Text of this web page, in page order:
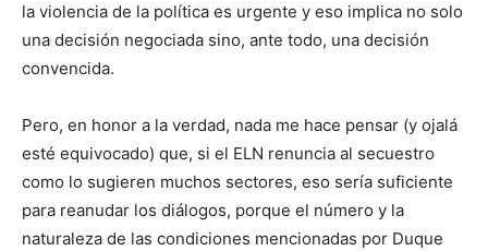
la violencia de la política es urgente y eso implica no solo
una decisión negociada sino, ante todo, una decisión
convencida.
Pero, en honor a la verdad, nada me hace pensar (y ojalá
esté equivocado) que, si el ELN renuncia al secuestro
como lo sugieren muchos sectores, eso sería suficiente
para reanudar los diálogos, porque el número y la
naturaleza de las condiciones mencionadas por Duque